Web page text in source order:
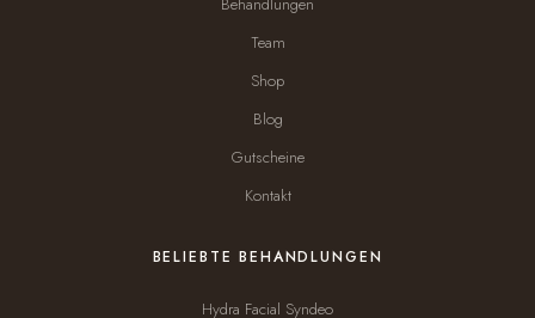
Team
Shop
Blog
Gutscheine
Kontakt
BELIEBTE BEHANDLUNGEN
Hydra Facial Syndeo